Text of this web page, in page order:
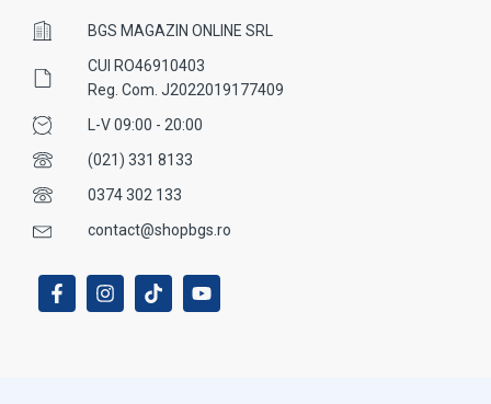
BGS MAGAZIN ONLINE SRL
CUI RO46910403
Reg. Com. J2022019177409
L-V 09:00 - 20:00
(021) 331 8133
0374 302 133
contact@shopbgs.ro